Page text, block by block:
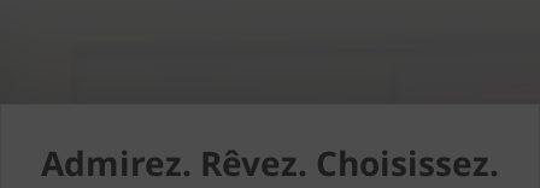
Admirez. Rêvez. Choisissez.